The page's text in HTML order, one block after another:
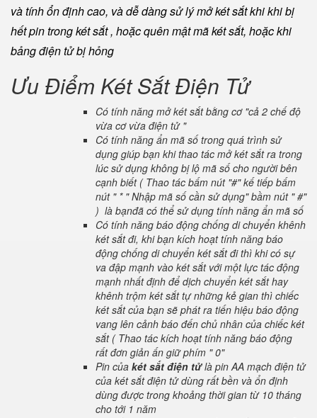
và tính ổn định cao, và dễ dàng sử lý mở két sắt khi khi bị
hết pin trong két sắt , hoặc quên mật mã két sắt, hoặc khi
bảng điện tử bị hỏng
Ưu Điểm Két Sắt Điện Tử
Có tính năng mở két sắt bằng cơ "cả 2 chế độ
vừa cơ vừa điện tử "
Có tính năng ẩn mã số trong quá trình sử
dụng giúp bạn khi thao tác mở két sắt ra trong
lúc sử dụng không bị lộ mã số cho người bên
cạnh biết ( Thao tác bấm nút "#" kế tiếp bấm
nút " * " Nhập mã số cần sử dụng" bầm nút " #"
) là bạnđã có thể sử dụng tính năng ẩn mã số
Có tính năng báo động chống di chuyển khênh
két sắt đi, khi bạn kích hoạt tính năng báo
động chống di chuyển két sắt đi thì khi có sự
va đập mạnh vào két sắt với một lực tác động
mạnh nhất định để dịch chuyển két sắt hay
khênh trộm két sắt tự những kẻ gian thì chiếc
két sắt của bạn sẽ phát ra tiến hiệu báo động
vang lên cảnh báo đến chủ nhân của chiếc két
sắt ( Thao tác kích hoạt tính năng báo động
rất đơn giản ấn giữ phím " 0"
Pin của két sắt điện tửlà pin AA mạch điện tử
của két sắt điện tử dùng rất bền và ổn định
dùng được trong khoảng thời gian từ 10 tháng
cho tới 1 năm